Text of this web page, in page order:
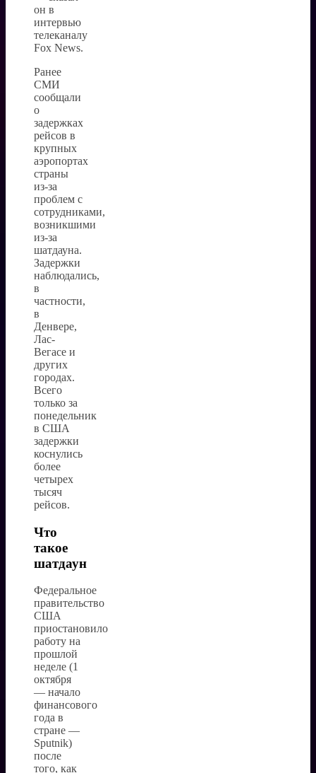
он в
интервью
телеканалу
Fox News.
Ранее
СМИ
сообщали
о
задержках
рейсов в
крупных
аэропортах
страны
из-за
проблем с
сотрудниками,
возникшими
из-за
шатдауна.
Задержки
наблюдались,
в
частности,
в
Денвере,
Лас-
Вегасе и
других
городах.
Всего
только за
понедельник
в США
задержки
коснулись
более
четырех
тысяч
рейсов.
Что
такое
шатдаун
Федеральное
правительство
США
приостановило
работу на
прошлой
неделе (1
октября
— начало
финансового
года в
стране —
Sputnik)
после
того, как